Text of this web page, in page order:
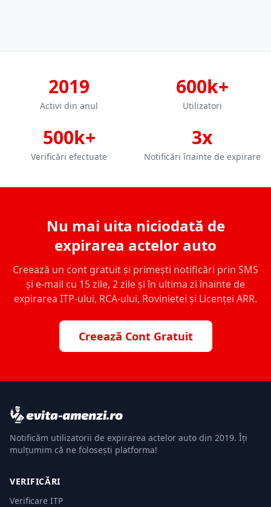
2019
Activi din anul
600k+
Utilizatori
500k+
Verificări efectuate
3x
Notificări înainte de expirare
Nu mai uita niciodată de
expirarea actelor auto
Creează un cont gratuit și primești notificări prin SMS
și e-mail cu 15 zile, 2 zile și în ultima zi înainte de
expirarea ITP-ului, RCA-ului, Rovinietei și Licenței ARR.
Creează Cont Gratuit
Notificăm utilizatorii de expirarea actelor auto din 2019. Îți
mulțumim că ne folosești platforma!
VERIFICĂRI
Verificare ITP